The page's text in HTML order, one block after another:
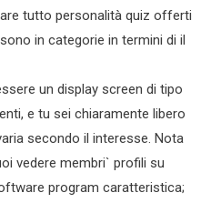
tutto personalità quiz offerti
in categorie in termini di il
un display screen di tipo
e tu sei chiaramente libero
secondo il interesse. Nota
vedere membri` profili su
program caratteristica;